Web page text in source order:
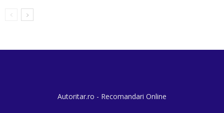
Autoritar.ro - Recomandari Online